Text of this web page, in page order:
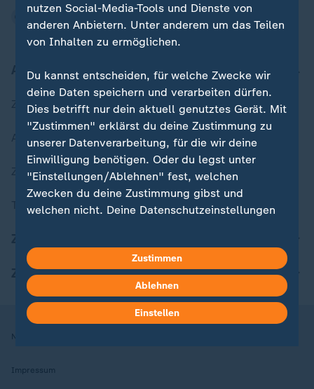
Aktuell bei ZDFheute
Zuletzt veröffentlicht
Aktuelle Sendungs-Videos
ZDFheute Stories
Themen im Überblick
ZDFheute Apps
Nutzungsbedingungen
Impressum
nutzen Social-Media-Tools und Dienste von
anderen Anbietern. Unter anderem um das Teilen
von Inhalten zu ermöglichen.
Du kannst entscheiden, für welche Zwecke wir
deine Daten speichern und verarbeiten dürfen.
Dies betrifft nur dein aktuell genutztes Gerät. Mit
"Zustimmen" erklärst du deine Zustimmung zu
unserer Datenverarbeitung, für die wir deine
Einwilligung benötigen. Oder du legst unter
"Einstellungen/Ablehnen" fest, welchen
Zwecken du deine Zustimmung gibst und
welchen nicht. Deine Datenschutzeinstellungen
Hier findest du das Impressum.
Weitere Informationen findest du in unserer
Datenschutzerklärung.
Zustimmen
Ablehnen
Einstellen